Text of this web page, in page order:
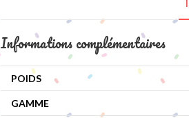
Informations complémentaires
POIDS
GAMME